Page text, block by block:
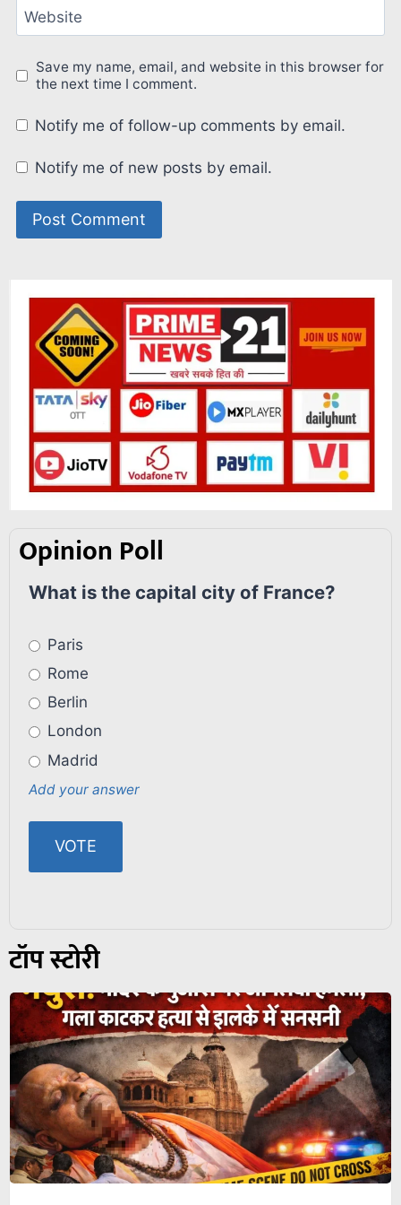
Website
Save my name, email, and website in this browser for
the next time I comment.
Notify me of follow-up comments by email.
Notify me of new posts by email.
Opinion Poll
What is the capital city of France?
Paris
Rome
Berlin
London
Madrid
Add your answer
टॉप स्टोरी